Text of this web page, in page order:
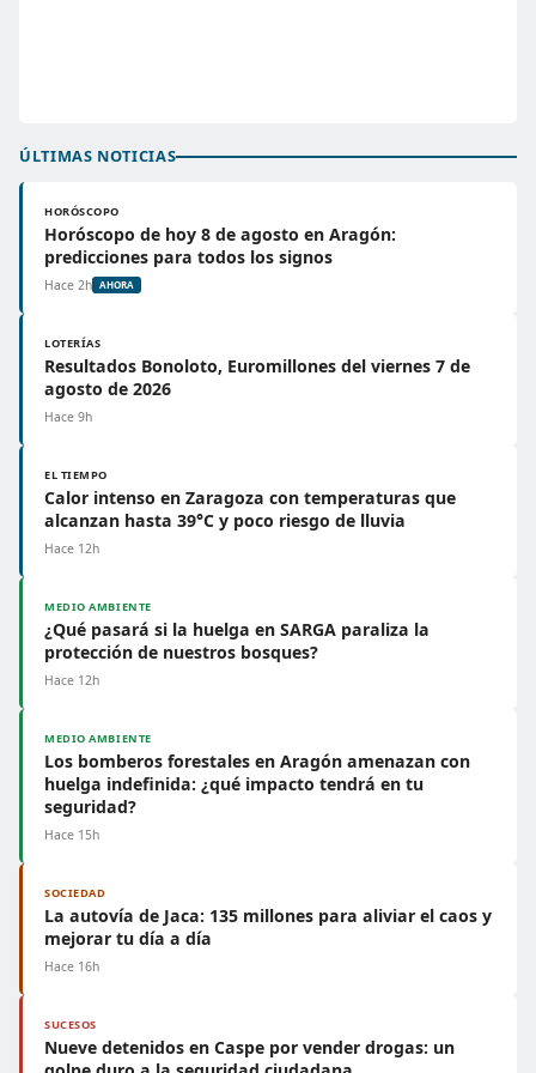
ÚLTIMAS NOTICIAS
HORÓSCOPO
Horóscopo de hoy 8 de agosto en Aragón:
predicciones para todos los signos
Hace 2h AHORA
LOTERÍAS
Resultados Bonoloto, Euromillones del viernes 7 de
agosto de 2026
Hace 9h
EL TIEMPO
Calor intenso en Zaragoza con temperaturas que
alcanzan hasta 39°C y poco riesgo de lluvia
Hace 12h
MEDIO AMBIENTE
¿Qué pasará si la huelga en SARGA paraliza la
protección de nuestros bosques?
Hace 12h
MEDIO AMBIENTE
Los bomberos forestales en Aragón amenazan con
huelga indefinida: ¿qué impacto tendrá en tu
seguridad?
Hace 15h
SOCIEDAD
La autovía de Jaca: 135 millones para aliviar el caos y
mejorar tu día a día
Hace 16h
SUCESOS
Nueve detenidos en Caspe por vender drogas: un